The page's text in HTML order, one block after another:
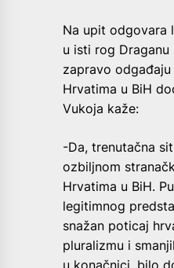
Na upit odgovara
u isti rog
zapravo
Hrvatima u BiH
Vukoja kaže:
-Da, trenutačna
ozbiljnom
Hrvatima u BiH.
legitimnog
snažan poticaj
pluralizmu i
u konačnici, bilo